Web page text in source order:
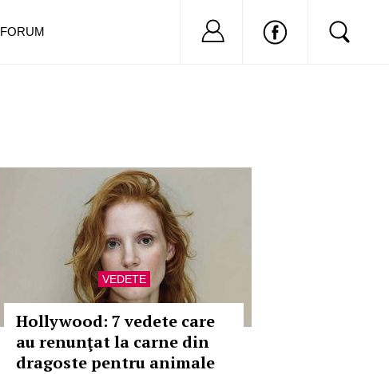
VEDETE
Hollywood: 7 vedete care
au renunţat la carne din
dragoste pentru animale
FORUM Nu ai cont?